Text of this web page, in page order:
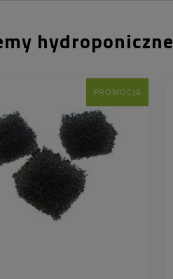
hydroponiczne
PROMOCJA